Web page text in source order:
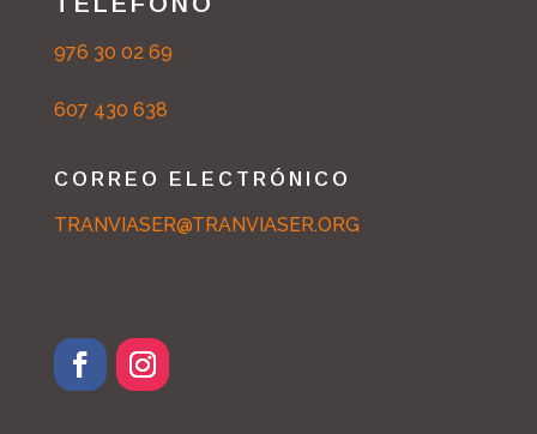
976 30 02 69
607 430 638
CORREO ELECTRÓNICO
TRANVIASER@TRANVIASER.ORG